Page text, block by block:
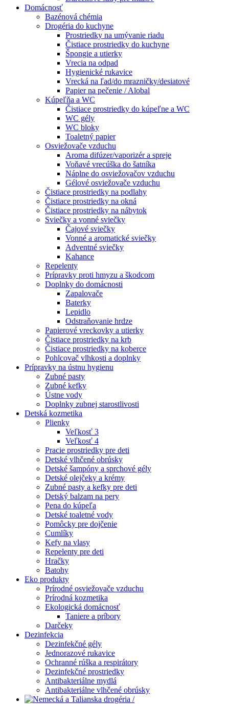
Domácnosť
Bazénová chémia
Drogéria do kuchyne
Prostriedky na umývanie riadu
Čistiace prostriedky do kuchyne
Špongie a utierky
Vrecia na odpad
Hygienické rukavice
Vrecká na ľad/do mrazničky/desiatové
Papier na pečenie / Alobal
Kúpeľňa a WC
Čistiace prostriedky do kúpeľne a WC
WC gély
WC bloky
Toaletný papier
Osviežovače vzduchu
Aroma difúzer/vaporizér a spreje
Voňavé vrecúška do šatníka
Náplne do osviežovačov vzduchu
Gélové osviežovače vzduchu
Čistiace prostriedky na podlahy
Čistiace prostriedky na okná
Čistiace prostriedky na nábytok
Sviečky a vonné sviečky
Čajové sviečky
Vonné a aromatické sviečky
Adventné sviečky
Kahance
Repelenty
Prípravky proti hmyzu a škodcom
Doplnky do domácnosti
Zapalovače
Baterky
Lepidlo
Odstraňovanie hrdze
Papierové vreckovky a utierky
Čistiace prostriedky na krb
Čistiace prostriedky na koberce
Pohlcovač vlhkosti a doplnky
Prípravky na ústnu hygienu
Zubné pasty
Zubné kefky
Ústne vody
Doplnky zubnej starostlivosti
Detská kozmetika
Plienky
Veľkosť 3
Veľkosť 4
Pracie prostriedky pre deti
Detské vlhčené obrúsky
Detské šampóny a sprchové gély
Detské olejčeky a krémy
Zubné pasty a kefky pre deti
Detský balzam na pery
Pena do kúpeľa
Detské toaletné vody
Pomôcky pre dojčenie
Cumlíky
Kefy na vlasy
Repelenty pre deti
Hračky
Batohy
Eko produkty
Prírodné osviežovače vzduchu
Prírodná kozmetika
Ekologická domácnosť
Taniere a príbory
Darčeky
Dezinfekcia
Dezinfekčné gély
Jednorazové rukavice
Ochranné rúška a respirátory
Dezinfekčné prostriedky
Antibakteriálne mydlá
Antibakteriálne vlhčené obrúsky
/